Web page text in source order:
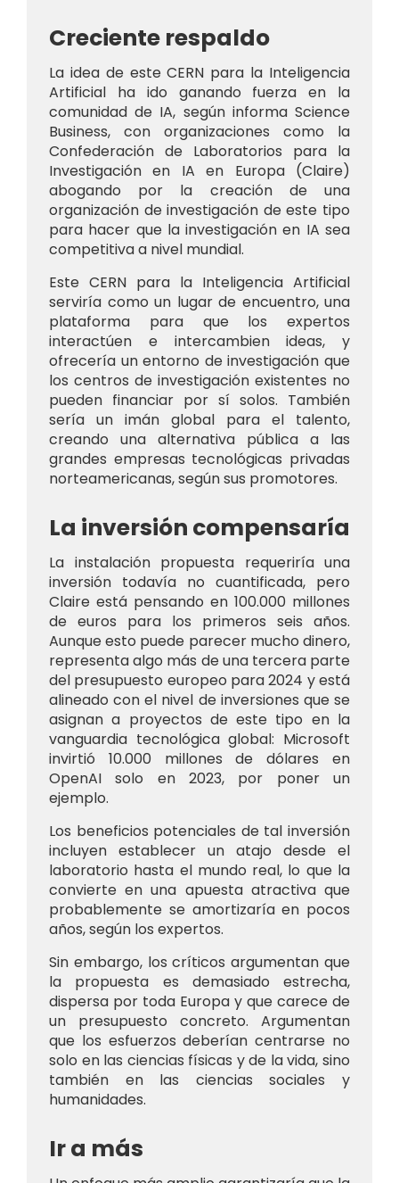
Creciente respaldo
La idea de este CERN para la Inteligencia
Artificial ha ido ganando fuerza en la
comunidad de IA, según informa Science
Business, con organizaciones como la
Confederación de Laboratorios para la
Investigación en IA en Europa (Claire)
abogando por la creación de una
organización de investigación de este tipo
para hacer que la investigación en IA sea
competitiva a nivel mundial.
Este CERN para la Inteligencia Artificial
serviría como un lugar de encuentro, una
plataforma para que los expertos
interactúen e intercambien ideas, y
ofrecería un entorno de investigación que
los centros de investigación existentes no
pueden financiar por sí solos. También
sería un imán global para el talento,
creando una alternativa pública a las
grandes empresas tecnológicas privadas
norteamericanas, según sus promotores.
La inversión compensaría
La instalación propuesta requeriría una
inversión todavía no cuantificada, pero
Claire está pensando en 100.000 millones
de euros para los primeros seis años.
Aunque esto puede parecer mucho dinero,
representa algo más de una tercera parte
del presupuesto europeo para 2024 y está
alineado con el nivel de inversiones que se
asignan a proyectos de este tipo en la
vanguardia tecnológica global: Microsoft
invirtió 10.000 millones de dólares en
OpenAI solo en 2023, por poner un
ejemplo.
Los beneficios potenciales de tal inversión
incluyen establecer un atajo desde el
laboratorio hasta el mundo real, lo que la
convierte en una apuesta atractiva que
probablemente se amortizaría en pocos
años, según los expertos.
Sin embargo, los críticos argumentan que
la propuesta es demasiado estrecha,
dispersa por toda Europa y que carece de
un presupuesto concreto. Argumentan
que los esfuerzos deberían centrarse no
solo en las ciencias físicas y de la vida, sino
también en las ciencias sociales y
humanidades.
Ir a más